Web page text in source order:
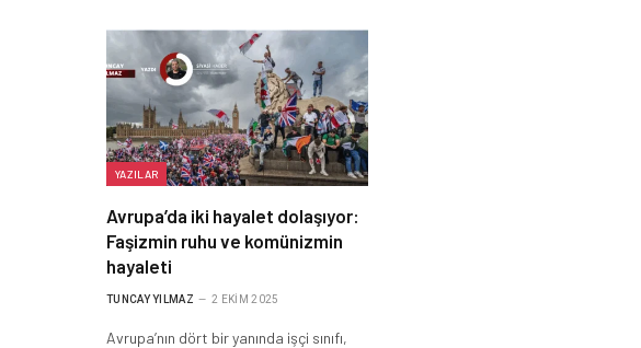
YAZILAR
Avrupa’da iki hayalet dolaşıyor:
Faşizmin ruhu ve komünizmin
hayaleti
TUNCAY YILMAZ 2 EKIM 2025
Avrupa’nın dört bir yanında işçi sınıfı,